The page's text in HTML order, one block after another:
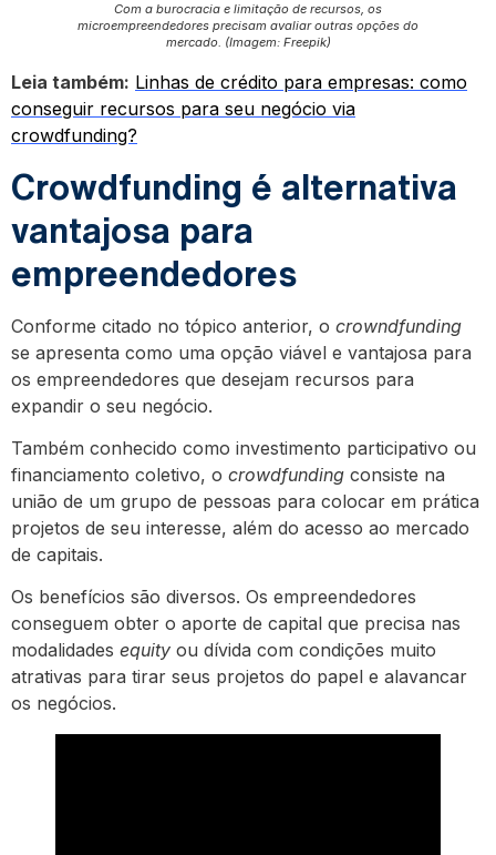
Com a burocracia e limitação de recursos, os
microempreendedores precisam avaliar outras opções do
mercado. (Imagem: Freepik)
Leia também: Linhas de crédito para empresas: como
conseguir recursos para seu negócio via
crowdfunding?
Crowdfunding é alternativa
vantajosa para
empreendedores
Conforme citado no tópico anterior, o crowndfunding
se apresenta como uma opção viável e vantajosa para
os empreendedores que desejam recursos para
expandir o seu negócio.
Também conhecido como investimento participativo ou
financiamento coletivo, o crowdfunding consiste na
união de um grupo de pessoas para colocar em prática
projetos de seu interesse, além do acesso ao mercado
de capitais.
Os benefícios são diversos. Os empreendedores
conseguem obter o aporte de capital que precisa nas
modalidades equity ou dívida com condições muito
atrativas para tirar seus projetos do papel e alavancar
os negócios.